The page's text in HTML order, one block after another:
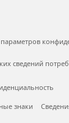
сведений
знаки